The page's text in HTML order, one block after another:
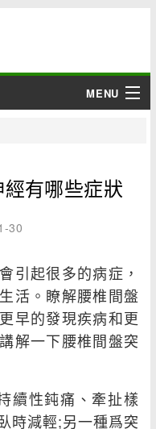
MENU
有哪些症狀
30
引起很多的病症，
活。瞭解腰椎間盤
早的發現疾病和更
解一下腰椎間盤突
續性鈍痛、牽扯樣
時減輕;另一種爲突